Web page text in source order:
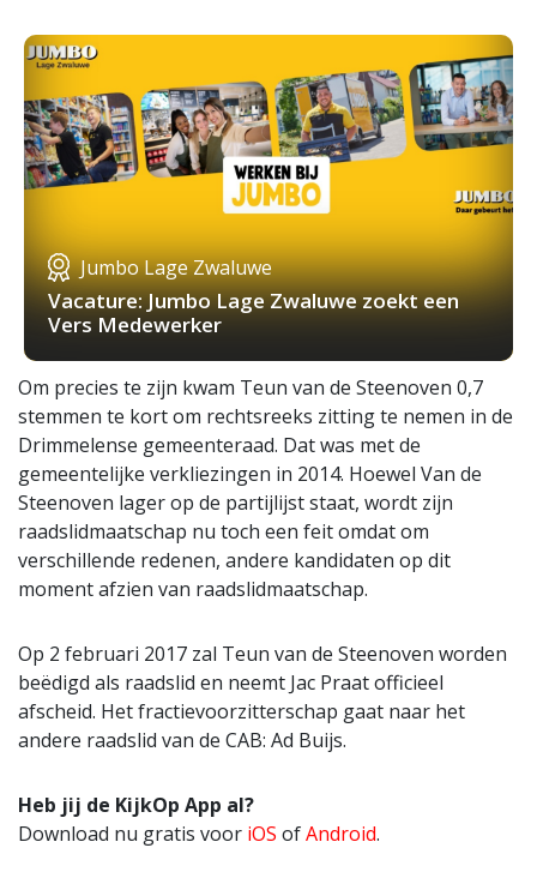
Jumbo Lage Zwaluwe
Vacature: Jumbo Lage Zwaluwe zoekt een
Vers Medewerker
Om precies te zijn kwam Teun van de Steenoven 0,7
stemmen te kort om rechtsreeks zitting te nemen in de
Drimmelense gemeenteraad. Dat was met de
gemeentelijke verkliezingen in 2014. Hoewel Van de
Steenoven lager op de partijlijst staat, wordt zijn
raadslidmaatschap nu toch een feit omdat om
verschillende redenen, andere kandidaten op dit
moment afzien van raadslidmaatschap.
Op 2 februari 2017 zal Teun van de Steenoven worden
beëdigd als raadslid en neemt Jac Praat officieel
afscheid. Het fractievoorzitterschap gaat naar het
andere raadslid van de CAB: Ad Buijs.
Heb jij de KijkOp App al?
Download nu gratis voor iOS ofAndroid.